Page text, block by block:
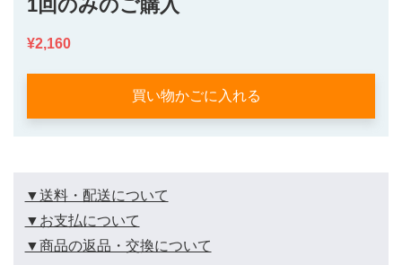
1回のみのご購入
¥2,160
買い物かごに入れる
▼送料・配送について
▼お支払について
▼商品の返品・交換について